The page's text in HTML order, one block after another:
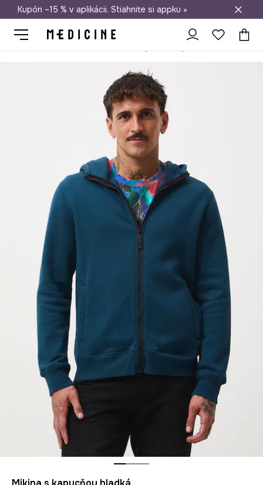
Doprava zadarmo od 50 €
Kupón –15 % v aplikácii. Stiahnite si appku »